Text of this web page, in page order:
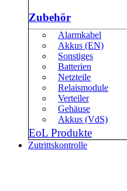
Zubehör
Alarmkabel
Akkus (EN)
Sonstiges
Batterien
Netzteile
Relaismodule
Verteiler
Gehäuse
Akkus (VdS)
EoL Produkte
Zutrittskontrolle